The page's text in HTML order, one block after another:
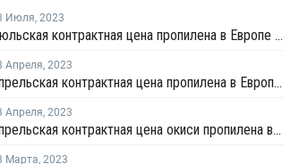
Июля, 2023
Июльская контрактная цена пропилена в Европе снизилась на EUR50 за тонну
Апреля, 2023
Апрельская контрактная цена пропилена в Европе снизилась на EUR40 за тонну
Апреля, 2023
Апрельская контрактная цена окиси пропилена в Европе снизилась на EUR32 за тонну
Марта, 2023